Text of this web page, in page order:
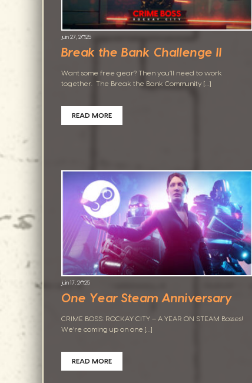
juin 27, 2025
Break the Bank Challenge II
Want some free gear? Then you’ll need to work
together. The Break the Bank Community […]
READ MORE
juin 17, 2025
One Year Steam Anniversary
CRIME BOSS: ROCKAY CITY – A YEAR ON STEAM Bosses!
We’re coming up on one […]
READ MORE